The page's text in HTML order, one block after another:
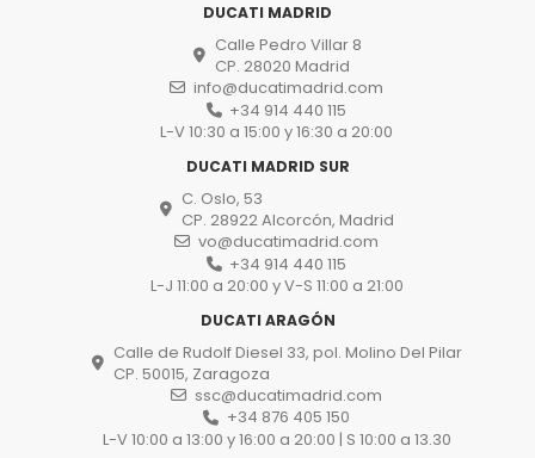
DUCATI MADRID
Calle Pedro Villar 8
CP. 28020 Madrid
info@ducatimadrid.com
+34 914 440 115
L-V 10:30 a 15:00 y 16:30 a 20:00
DUCATI MADRID SUR
C. Oslo, 53
CP. 28922 Alcorcón, Madrid
vo@ducatimadrid.com
+34 914 440 115
L-J 11:00 a 20:00 y V-S 11:00 a 21:00
DUCATI ARAGÓN
Calle de Rudolf Diesel 33, pol. Molino Del Pilar
CP. 50015, Zaragoza
ssc@ducatimadrid.com
+34 876 405 150
L-V 10:00 a 13:00 y 16:00 a 20:00 | S 10:00 a 13.30